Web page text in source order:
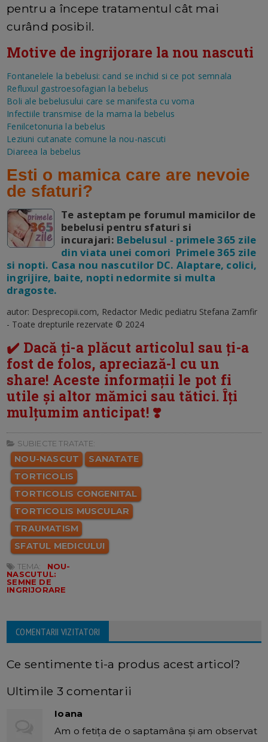
pentru a începe tratamentul cât mai
curând posibil.
Motive de ingrijorare la nou nascuti
Fontanelele la bebelusi: cand se inchid si ce pot semnala
Refluxul gastroesofagian la bebelus
Boli ale bebelusului care se manifesta cu voma
Infectiile transmise de la mama la bebelus
Fenilcetonuria la bebelus
Leziuni cutanate comune la nou-nascuti
Diareea la bebelus
Esti o mamica care are nevoie
de sfaturi?
Te asteptam pe forumul mamicilor de
bebelusi pentru sfaturi si
incurajari: Bebelusul - primele 365 zile
din viata unei comori Primele 365 zile
si nopti. Casa nou nascutilor DC. Alaptare, colici,
ingrijire, baite, nopti nedormite si multa
dragoste.
autor: Desprecopii.com, Redactor Medic pediatru Stefana Zamfir
- Toate drepturile rezervate © 2024
✔️ Dacă ți-a plăcut articolul sau ți-a
fost de folos, apreciază-l cu un
share! Aceste informații le pot fi
utile și altor mămici sau tătici. Îți
mulțumim anticipat! ❣️
SUBIECTE TRATATE:
NOU-NASCUT
SANATATE
TORTICOLIS
TORTICOLIS CONGENITAL
TORTICOLIS MUSCULAR
TRAUMATISM
SFATUL MEDICULUI
TEMA:
NOU-
NASCUTUL:
SEMNE DE
INGRIJORARE
COMENTARII VIZITATORI
Ce sentimente ti-a produs acest articol?
Ultimile 3 comentarii
Ioana
Am o fetiţa de o saptamâna şi am observat